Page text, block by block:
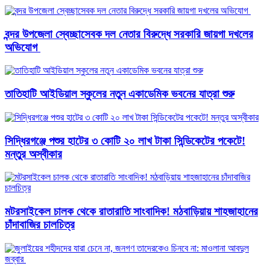
বন্দর উপজেলা স্বেচ্ছাসেবক দল নেতার বিরুদ্ধে সরকারি জায়গা দখলের
অভিযোগ ‎
তাতিহাটি আইডিয়াল স্কুলের নতুন একাডেমিক ভবনের যাত্রা শুরু
সিদ্ধিরগঞ্জে পশুর হাটের ৩ কোটি ২০ লাখ টাকা সিন্ডিকেটের পকেটে!
মন্তুর অস্বীকার
মটরসাইকেল চালক থেকে রাতারাতি সাংবাদিক! মঠবাড়িয়ায় শাহজাহানের
চাঁদাবাজির চালচিত্র